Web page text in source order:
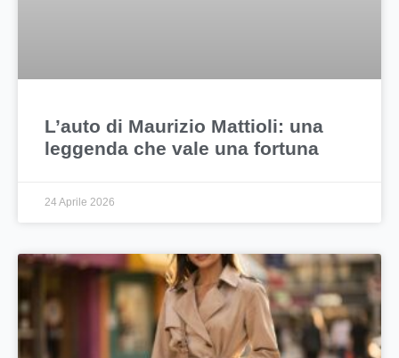
L’auto di Maurizio Mattioli: una
leggenda che vale una fortuna
24 Aprile 2026